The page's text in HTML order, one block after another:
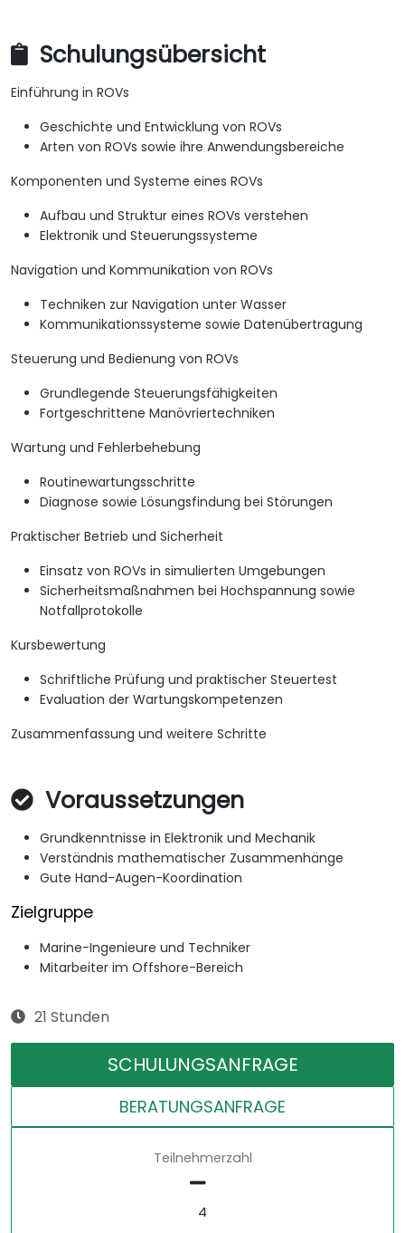
Schulungsübersicht
Einführung in ROVs
Geschichte und Entwicklung von ROVs
Arten von ROVs sowie ihre Anwendungsbereiche
Komponenten und Systeme eines ROVs
Aufbau und Struktur eines ROVs verstehen
Elektronik und Steuerungssysteme
Navigation und Kommunikation von ROVs
Techniken zur Navigation unter Wasser
Kommunikationssysteme sowie Datenübertragung
Steuerung und Bedienung von ROVs
Grundlegende Steuerungsfähigkeiten
Fortgeschrittene Manövriertechniken
Wartung und Fehlerbehebung
Routinewartungsschritte
Diagnose sowie Lösungsfindung bei Störungen
Praktischer Betrieb und Sicherheit
Einsatz von ROVs in simulierten Umgebungen
Sicherheitsmaßnahmen bei Hochspannung sowie
Notfallprotokolle
Kursbewertung
Schriftliche Prüfung und praktischer Steuertest
Evaluation der Wartungskompetenzen
Zusammenfassung und weitere Schritte
Voraussetzungen
Grundkenntnisse in Elektronik und Mechanik
Verständnis mathematischer Zusammenhänge
Gute Hand-Augen-Koordination
Zielgruppe
Marine-Ingenieure und Techniker
Mitarbeiter im Offshore-Bereich
21 Stunden
SCHULUNGSANFRAGE
BERATUNGSANFRAGE
Teilnehmerzahl